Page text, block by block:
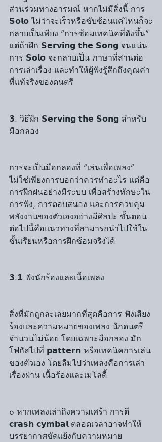
ส่วนร่วมทางอารมณ์ หากไม่มีสิ่งนี้ การ
𝗦𝗼𝗹𝗼 ไม่ว่าจะเร็วหรือซับซ้อนแค่ไหนก็จะ
กลายเป็นเพียง “การซ้อมเทคนิคที่ดังขึ้น”
แต่ถ้าฝึก 𝗦𝗲𝗿𝘃𝗶𝗻𝗴 𝘁𝗵𝗲 𝗦𝗼𝗻𝗴 จนแน่น
การ 𝗦𝗼𝗹𝗼 จะกลายเป็น ภาษาที่สานต่อ
การเล่าเรื่อง และทำให้ผู้ฟังรู้สึกถึงคุณค่า
ที่แท้จริงของดนตรี
𝟯. วิธีฝึก 𝗦𝗲𝗿𝘃𝗶𝗻𝗴 𝘁𝗵𝗲 𝗦𝗼𝗻𝗴 สำหรับ
มือกลอง
การจะเป็นมือกลองที่ “เล่นเพื่อเพลง”
ไม่ใช่เพียงการบอกว่าควรทำอะไร แต่คือ
การฝึกฝนอย่างมีระบบ เพื่อสร้างทักษะใน
การฟัง, การตอบสนอง และการควบคุม
พลังงานของตัวเองอย่างมีศิลปะ ขั้นตอน
ต่อไปนี้คือแนวทางที่สามารถนำไปใช้ใน
ชั้นเรียนหรือการฝึกซ้อมจริงได้
𝟯.𝟭 ฟังนักร้องและเนื้อเพลง
สิ่งที่มักถูกละเลยมากที่สุดคือการ ฟังเสียง
ร้องและความหมายของเพลง นักดนตรี
จำนวนไม่น้อย โดยเฉพาะมือกลอง มัก
โฟกัสไปที่ 𝗽𝗮𝘁𝘁𝗲𝗿𝗻 หรือเทคนิคการเล่น
ของตัวเอง โดยลืมไปว่าเพลงคือการเล่า
เรื่องผ่าน เนื้อร้องและเมโลดี้
๐ หากเพลงเล่าถึงความเศร้า การตี
𝗰𝗿𝗮𝘀𝗵 𝗰𝘆𝗺𝗯𝗮𝗹 ตลอดเวลาอาจทำให้
บรรยากาศขัดแย้งกับความหมาย